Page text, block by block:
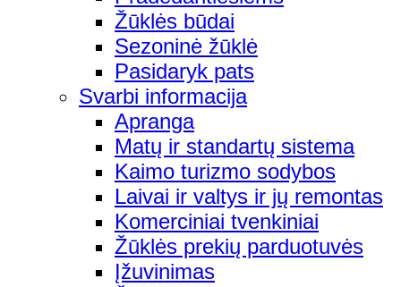
Žūklės būdai
Sezoninė žūklė
Pasidaryk pats
Svarbi informacija
Apranga
Matų ir standartų sistema
Kaimo turizmo sodybos
Laivai ir valtys ir jų remontas
Komerciniai tvenkiniai
Žūklės prekių parduotuvės
Įžuvinimas